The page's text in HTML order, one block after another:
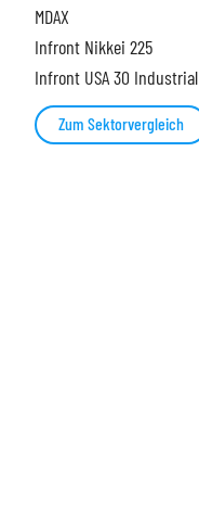
MDAX
Infront Nikkei 225
Infront USA 30 Industrial
Zum Sektorvergleich